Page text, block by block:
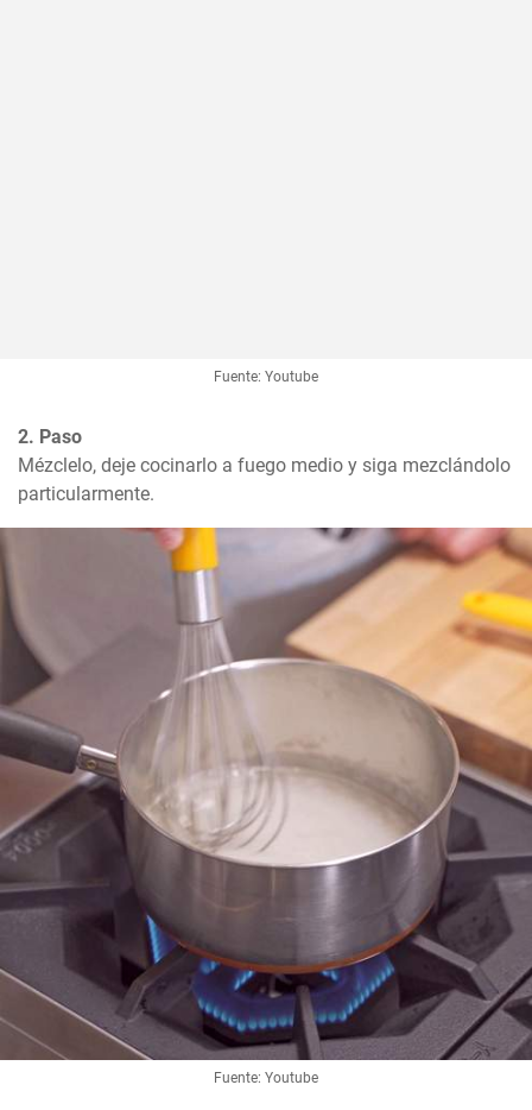
Fuente: Youtube
2. Paso
Mézclelo, deje cocinarlo a fuego medio y siga mezclándolo
particularmente.
Fuente: Youtube